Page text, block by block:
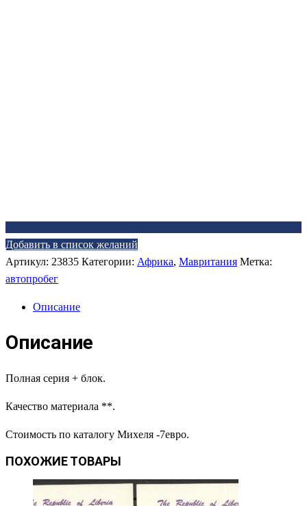
Добавить в список желаний
Артикул: 23835 Категории: Африка, Мавритания Метка:
автопробег
Описание
Описание
Полная серия + блок.
Качество материала **.
Стоимость по каталогу Михеля -7евро.
ПОХОЖИЕ ТОВАРЫ